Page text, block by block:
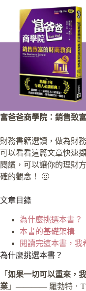
富爸爸商學院：銷售致
財務書籍選讀，做為財
可以看看這篇文章快速
閱讀，可以讓你的理財
確的觀念！ 🙂
文章目錄
為什麼挑選本書？
本書的基礎架構
閱讀完這本書，我
為什麼挑選本書？
「 如果一切可以重來，
業 」———— 羅勃特．T